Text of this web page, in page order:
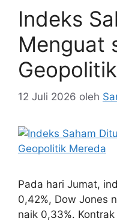
Indeks
Menguat
12 Juli 2026 oleh
Pada hari Jumat,
0,42%, Dow Jones
naik 0,33%.